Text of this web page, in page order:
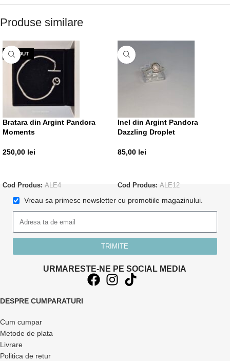
Produse similare
VÂNDUT
Bratara din Argint Pandora
Moments
250,00 lei
Cod Produs: ALE4
Inel din Argint Pandora
Dazzling Droplet
85,00 lei
Cod Produs: ALE12
Vreau sa primesc newsletter cu promotiile magazinului.
TRIMITE
URMARESTE-NE PE SOCIAL MEDIA
DESPRE CUMPARATURI
Cum cumpar
Metode de plata
Livrare
Politica de retur